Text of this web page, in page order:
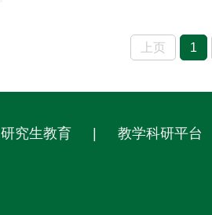
上页 1
研究生教育 教学科研平台